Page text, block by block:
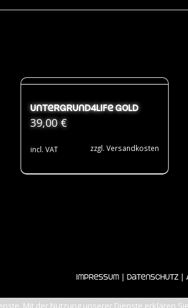
Untergrund4Life Gold
39,00€
incl. VAT zzgl. Versandkosten
Impressum| Datenschutz|
Mit der Nutzung unserer Dienste erklären